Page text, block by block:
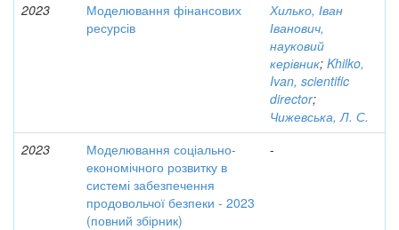
2023
Моделювання фінансових
ресурсів
Хилько, Іван
Іванович,
науковий
керівник; Khilko,
Ivan, scientific
director;
Чижевська, Л. С.
2023
Моделювання соціально-
економічного розвитку в
системі забезпечення
продовольчої безпеки - 2023
(повний збірник)
-